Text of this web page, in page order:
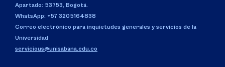
Apartado: 53753, Bogotá.
WhatsApp: +57 3205164838
Correo electrónico para inquietudes generales y servicios de la
Universidad
servicious@unisabana.edu.co